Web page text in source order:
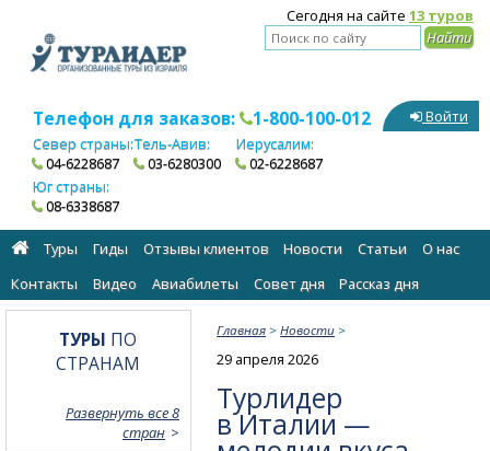
Сегодня на сайте 13 туров
Телефон для заказов: 1-800-100-012
Север страны:
04-6228687
Тель-Авив:
03-6280300
Иерусалим:
02-6228687
Юг страны:
08-6338687
Войти
Туры Гиды Отзывы клиентов Новости Статьи
О нас
Контакты
Видео Авиабилеты Cовет дня Рассказ дня
Главная >Новости >
29 апреля 2026
Турлидер
в Италии —
ТУРЫ ПО
СТРАНАМ
Развернуть все 8
стран